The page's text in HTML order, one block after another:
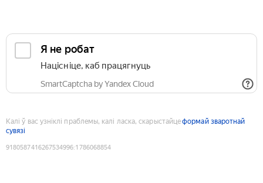
Я не робат
Націсніце, каб працягнуць
SmartCaptcha by Yandex Cloud
Калі ў вас узніклі праблемы, калі ласка, скарыстайцеформай зваротнай
сувязі
9180587416267534996:1786068854